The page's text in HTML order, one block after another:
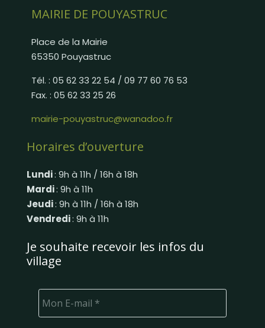
MAIRIE DE POUYASTRUC
Place de la Mairie
65350 Pouyastruc
Tél. : 05 62 33 22 54 / 09 77 60 76 53
Fax. : 05 62 33 25 26
mairie-pouyastruc@wanadoo.fr
Horaires d’ouverture
Lundi: 9h à 11h / 16h à 18h
Mardi: 9h à 11h
Jeudi: 9h à 11h / 16h à 18h
Vendredi: 9h à 11h
Je souhaite recevoir les infos du
village